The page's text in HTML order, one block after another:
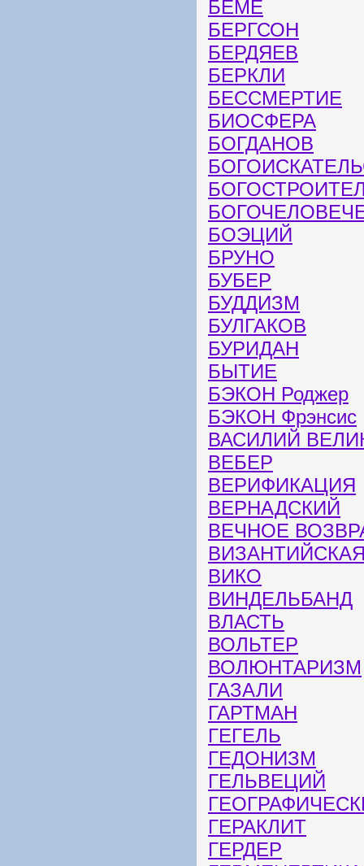
БЁМЕ
БЕРГСОН
БЕРДЯЕВ
БЕРКЛИ
БЕССМЕРТИЕ
БИОСФЕРА
БОГДАНОВ
БОЭЦИЙ
БРУНО
БУБЕР
БУДДИЗМ
БУЛГАКОВ
БУРИДАН
БЫТИЕ
БЭКОН Роджер
БЭКОН Фрэнсис
ВАСИЛИЙ
ВЕБЕР
ВЕРИФИКАЦИЯ
ВЕРНАДСКИЙ
ВЕЧНОЕ
ВИКО
ВИНДЕЛЬБАНД
ВЛАСТЬ
ВОЛЬТЕР
ВОЛЮНТАРИЗМ
ГАЗАЛИ
ГАРТМАН
ГЕГЕЛЬ
ГЕДОНИЗМ
ГЕЛЬВЕЦИЙ
ГЕРАКЛИТ
ГЕРДЕР